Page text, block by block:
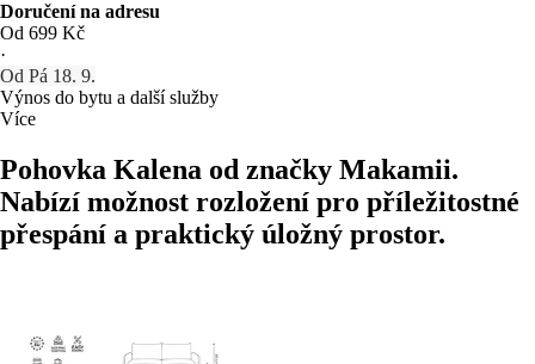
Doručení na adresu
Od 699 Kč
·
Od Pá 18. 9.
Výnos do bytu a další služby
Více
Pohovka Kalena od značky Makamii.
Nabízí možnost rozložení pro příležitostné
přespání a praktický úložný prostor.